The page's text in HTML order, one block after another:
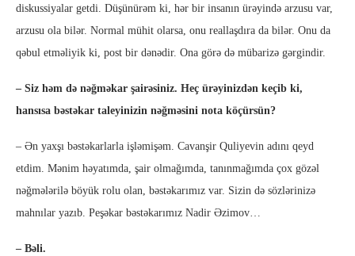
diskussiyalar getdi. Düşünürəm ki, hər bir insanın ürəyində arzusu var,
arzusu ola bilər. Normal mühit olarsa, onu reallaşdıra da bilər. Onu da
qəbul etməliyik ki, post bir dənədir. Ona görə də mübarizə gərgindir.
– Siz həm də nəğməkar şairəsiniz. Heç ürəyinizdən keçib ki,
hansısa bəstəkar taleyinizin nəğməsini nota köçürsün?
– Ən yaxşı bəstəkarlarla işləmişəm. Cavanşir Quliyevin adını qeyd
etdim. Mənim həyatımda, şair olmağımda, tanınmağımda çox gözəl
nəğmələrilə böyük rolu olan, bəstəkarımız var. Sizin də sözlərinizə
mahnılar yazıb. Peşəkar bəstəkarımız Nadir Əzimov…
– Bəli.